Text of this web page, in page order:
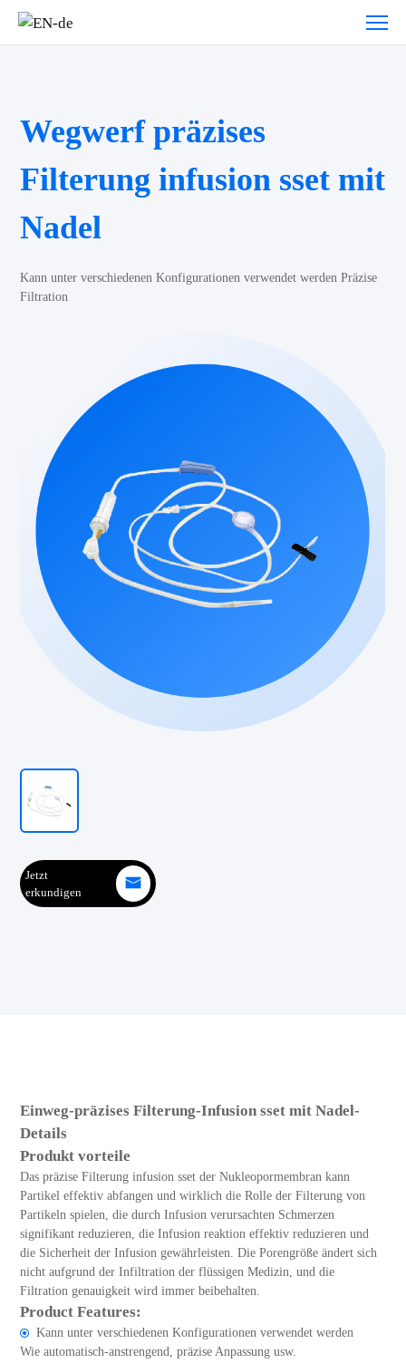
Wegwerf präzises
Filterung infusion sset mit
Nadel
Kann unter verschiedenen Konfigurationen verwendet werden Präzise
Filtration
Jetzt
erkundigen
Einweg-präzises Filterung-Infusion sset mit Nadel-
Details
Produkt vorteile
Das präzise Filterung infusion sset der Nukleopormembran kann
Partikel effektiv abfangen und wirklich die Rolle der Filterung von
Partikeln spielen, die durch Infusion verursachten Schmerzen
signifikant reduzieren, die Infusion reaktion effektiv reduzieren und
die Sicherheit der Infusion gewährleisten. Die Porengröße ändert sich
nicht aufgrund der Infiltration der flüssigen Medizin, und die
Filtration genauigkeit wird immer beibehalten.
Product Features:
Kann unter verschiedenen Konfigurationen verwendet werden
Wie automatisch-anstrengend, präzise Anpassung usw.